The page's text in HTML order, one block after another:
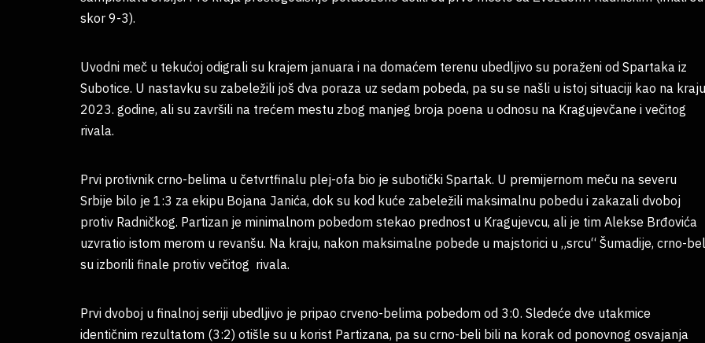
skor 9-3).
Uvodni meč u tekućoj odigrali su krajem januara i na domaćem terenu ubedljivo su poraženi od Spartaka iz
Subotice. U nastavku su zabeležili još dva poraza uz sedam pobeda, pa su se našli u istoj situaciji kao na kraju
2023. godine, ali su završili na trećem mestu zbog manjeg broja poena u odnosu na Kragujevčane i večitog
rivala.
Prvi protivnik crno-belima u četvrtfinalu plej-ofa bio je subotički Spartak. U premijernom meču na severu
Srbije bilo je 1:3 za ekipu Bojana Janića, dok su kod kuće zabeležili maksimalnu pobedu i zakazali dvoboj
protiv Radničkog. Partizan je minimalnom pobedom stekao prednost u Kragujevcu, ali je tim Alekse Brđovića
uzvratio istom merom u revanšu. Na kraju, nakon maksimalne pobede u majstorici u „srcu“ Šumadije, crno-
su izborili finale protiv večitog rivala.
Prvi dvoboj u finalnoj seriji ubedljivo je pripao crveno-belima pobedom od 3:0. Sledeće dve utakmice
identičnim rezultatom (3:2) otišle su u korist Partizana, pa su crno-beli bili na korak od ponovnog osvajanja